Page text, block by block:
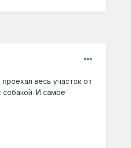
весь участок от
собакой. И самое